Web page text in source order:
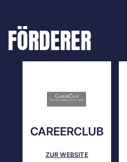
FÖRDERER
CAREERCLUB
ZUR WEBSITE